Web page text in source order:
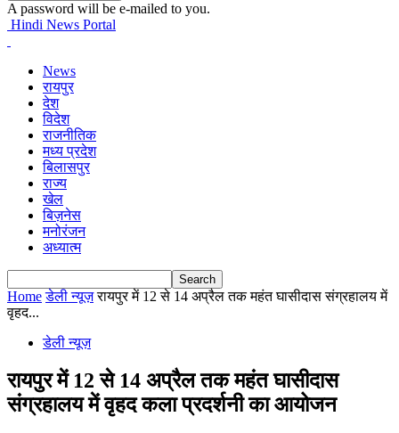
A password will be e-mailed to you.
Hindi News Portal
News
रायपुर
देश
विदेश
राजनीतिक
मध्य प्रदेश
बिलासपुर
राज्य
खेल
बिज़नेस
मनोरंजन
अध्यात्म
Home डेली न्यूज़ रायपुर में 12 से 14 अप्रैल तक महंत घासीदास संग्रहालय में
वृहद...
डेली न्यूज़
रायपुर में 12 से 14 अप्रैल तक महंत घासीदास
संग्रहालय में वृहद कला प्रदर्शनी का आयोजन